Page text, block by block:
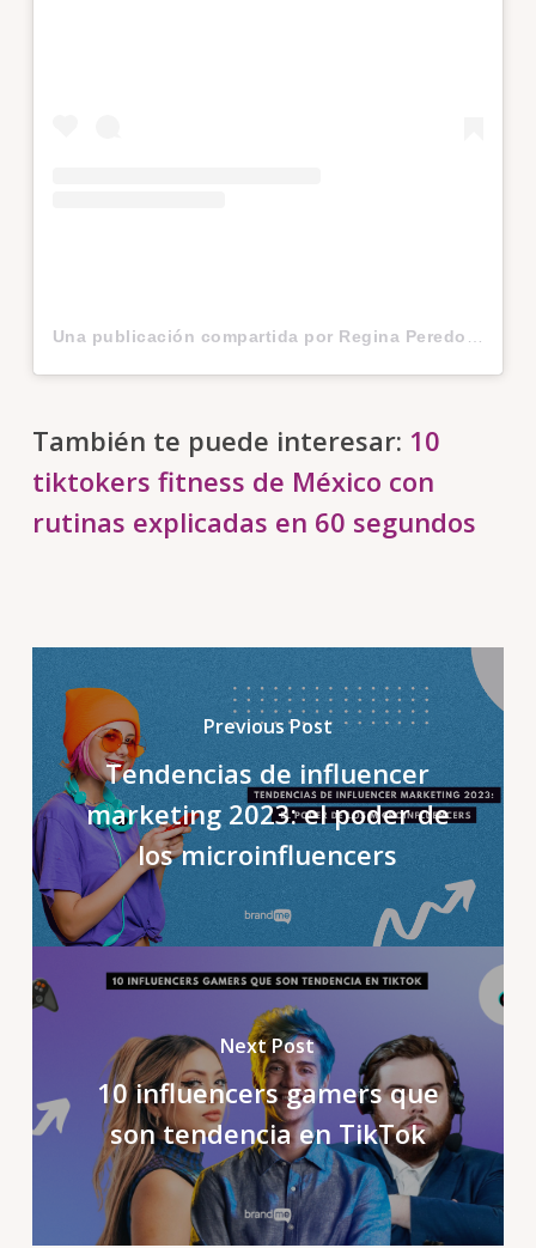
Una publicación compartida por Regina Peredo G. (@reginaperedog)
También te puede interesar: 10
tiktokers fitness de México con
rutinas explicadas en 60 segundos
Previous Post
Tendencias de influencer
marketing 2023: el poder de
los microinfluencers
Next Post
10 influencers gamers que
son tendencia en TikTok